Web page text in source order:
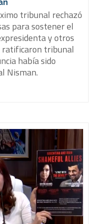
tribunal rechazó
para sostener el
y otros
ratificaron tribunal
había sido
Nisman.